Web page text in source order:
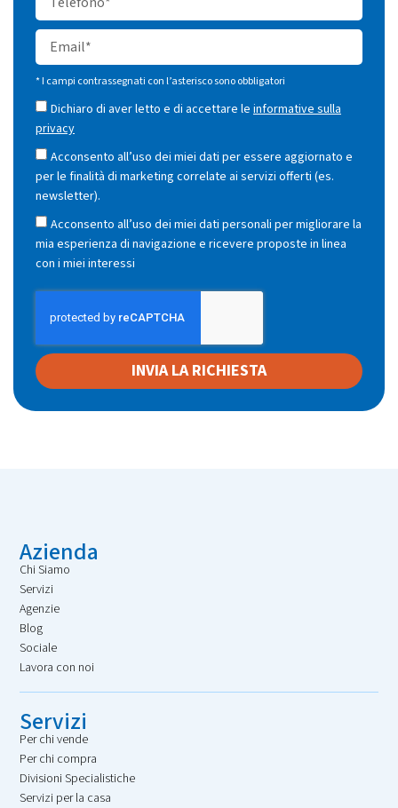
* I campi contrassegnati con l’asterisco sono obbligatori
Dichiaro di aver letto e di accettare le informative sulla
privacy
Acconsento all’uso dei miei dati per essere aggiornato e
per le finalità di marketing correlate ai servizi offerti (es.
newsletter).
Acconsento all’uso dei miei dati personali per migliorare la
mia esperienza di navigazione e ricevere proposte in linea
con i miei interessi
INVIA LA RICHIESTA
Azienda
Chi Siamo
Servizi
Agenzie
Blog
Sociale
Lavora con noi
Servizi
Per chi vende
Per chi compra
Divisioni Specialistiche
Servizi per la casa